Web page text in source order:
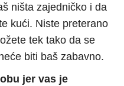
ništa zajedničko i da
kući. Niste preterano
tek tako da se
biti baš zabavno.
jer vas je